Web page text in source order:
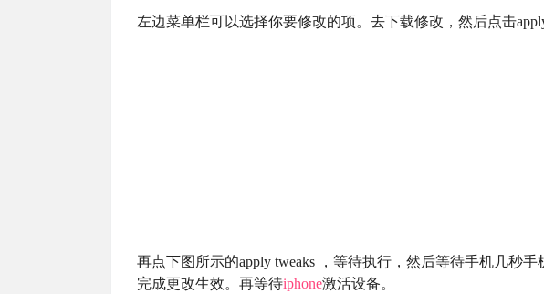
左边菜单栏可以选择你要修改的项。去下载修改，然后点击apply
再点下图所示的apply tweaks ，等待执行，然后等待手机几秒
完成更改生效。再等待iphone激活设备。